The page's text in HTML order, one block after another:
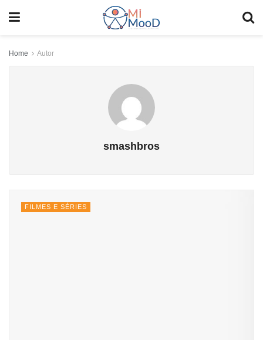
Home Autor
smashbros
FILMES E SÉRIES